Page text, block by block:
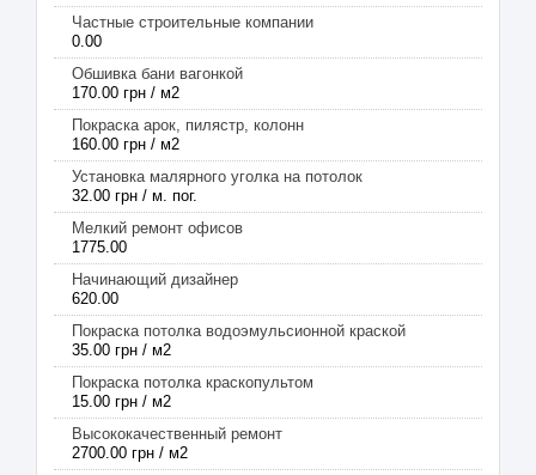
Частные строительные компании
0.00
Обшивка бани вагонкой
170.00 грн / м2
Покраска арок, пилястр, колонн
160.00 грн / м2
Установка малярного уголка на потолок
32.00 грн / м. пог.
Мелкий ремонт офисов
1775.00
Начинающий дизайнер
620.00
Покраска потолка водоэмульсионной краской
35.00 грн / м2
Покраска потолка краскопультом
15.00 грн / м2
Высококачественный ремонт
2700.00 грн / м2